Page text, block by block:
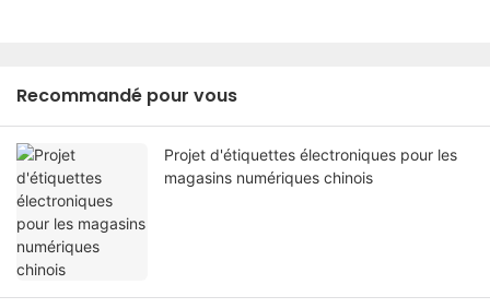
Recommandé pour vous
Projet d'étiquettes électroniques pour les
magasins numériques chinois